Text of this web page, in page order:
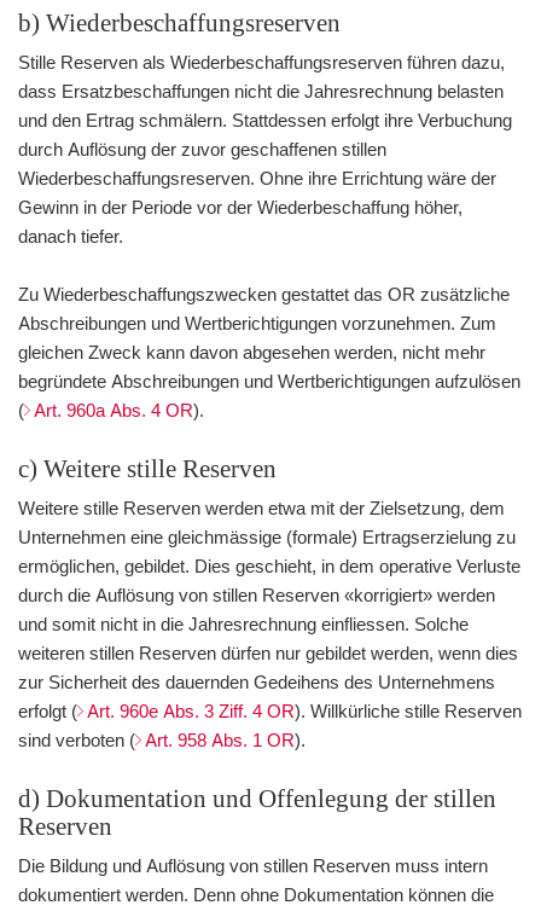
b) Wiederbeschaffungsreserven
Stille Reserven als Wiederbeschaffungsreserven führen dazu,
dass Ersatzbeschaffungen nicht die Jahresrechnung belasten
und den Ertrag schmälern. Stattdessen erfolgt ihre Verbuchung
durch Auflösung der zuvor geschaffenen stillen
Wiederbeschaffungsreserven. Ohne ihre Errichtung wäre der
Gewinn in der Periode vor der Wiederbeschaffung höher,
danach tiefer.
Zu Wiederbeschaffungszwecken gestattet das OR zusätzliche
Abschreibungen und Wertberichtigungen vorzunehmen. Zum
gleichen Zweck kann davon abgesehen werden, nicht mehr
begründete Abschreibungen und Wertberichtigungen aufzulösen
( Art. 960a Abs. 4 OR).
c) Weitere stille Reserven
Weitere stille Reserven werden etwa mit der Zielsetzung, dem
Unternehmen eine gleichmässige (formale) Ertragserzielung zu
ermöglichen, gebildet. Dies geschieht, in dem operative Verluste
durch die Auflösung von stillen Reserven «korrigiert» werden
und somit nicht in die Jahresrechnung einfliessen. Solche
weiteren stillen Reserven dürfen nur gebildet werden, wenn dies
zur Sicherheit des dauernden Gedeihens des Unternehmens
erfolgt ( Art. 960e Abs. 3 Ziff. 4 OR). Willkürliche stille Reserven
sind verboten ( Art. 958 Abs. 1 OR).
d) Dokumentation und Offenlegung der stillen
Reserven
Die Bildung und Auflösung von stillen Reserven muss intern
dokumentiert werden. Denn ohne Dokumentation können die